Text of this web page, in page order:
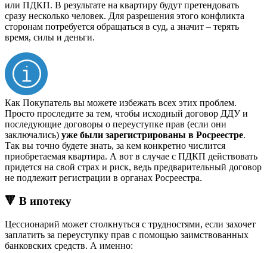
или ПДКП. В результате на квартиру будут претендовать
сразу несколько человек. Для разрешения этого конфликта
сторонам потребуется обращаться в суд, а значит – терять
время, силы и деньги.
Как Покупатель вы можете избежать всех этих проблем.
Просто проследите за тем, чтобы исходный договор ДДУ и
последующие договоры о переуступке прав (если они
заключались) уже были зарегистрированы в Росреестре.
Так вы точно будете знать, за кем конкретно числится
приобретаемая квартира. А вот в случае с ПДКП действовать
придется на свой страх и риск, ведь предварительный договор
не подлежит регистрации в органах Росреестра.
🔻 В ипотеку
Цессионарий может столкнуться с трудностями, если захочет
заплатить за переуступку прав с помощью заимствованных
банковских средств. А именно: